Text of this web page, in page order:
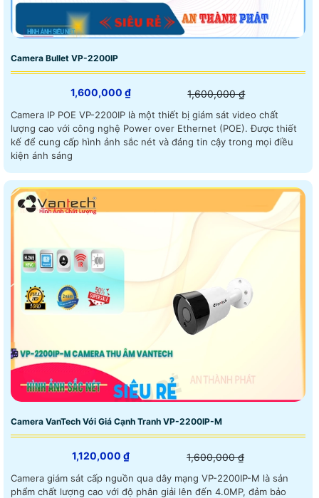
Camera Bullet VP-2200IP
1,600,000 ₫ 1,600,000 ₫
Camera IP POE VP-2200IP là một thiết bị giám sát video chất
lượng cao với công nghệ Power over Ethernet (POE). Được thiết
kế để cung cấp hình ảnh sắc nét và đáng tin cậy trong mọi điều
kiện ánh sáng
Camera VanTech Với Giá Cạnh Tranh VP-2200IP-M
1,120,000 ₫ 1,600,000 ₫
Camera giám sát cấp nguồn qua dây mạng VP-2200IP-M là sản
phẩm chất lượng cao với độ phân giải lên đến 4.0MP, đảm bảo